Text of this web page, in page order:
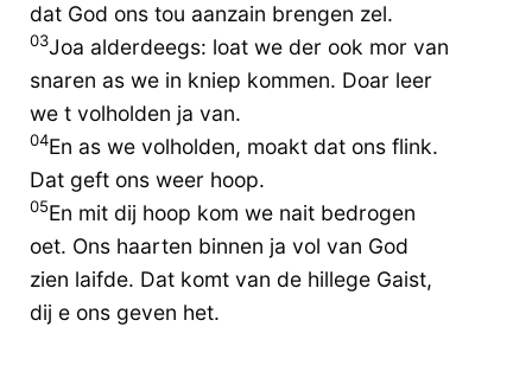
dat God ons tou aanzain brengen zel.
03Joa alderdeegs: loat we der ook mor van
snaren as we in kniep kommen. Doar leer
we t volholden ja van.
04En as we volholden, moakt dat ons flink.
Dat geft ons weer hoop.
05En mit dij hoop kom we nait bedrogen
oet. Ons haarten binnen ja vol van God
zien laifde. Dat komt van de hillege Gaist,
dij e ons geven het.